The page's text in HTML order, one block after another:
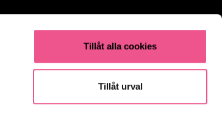
Tillåt alla cookies
Tillåt urval
Populärt